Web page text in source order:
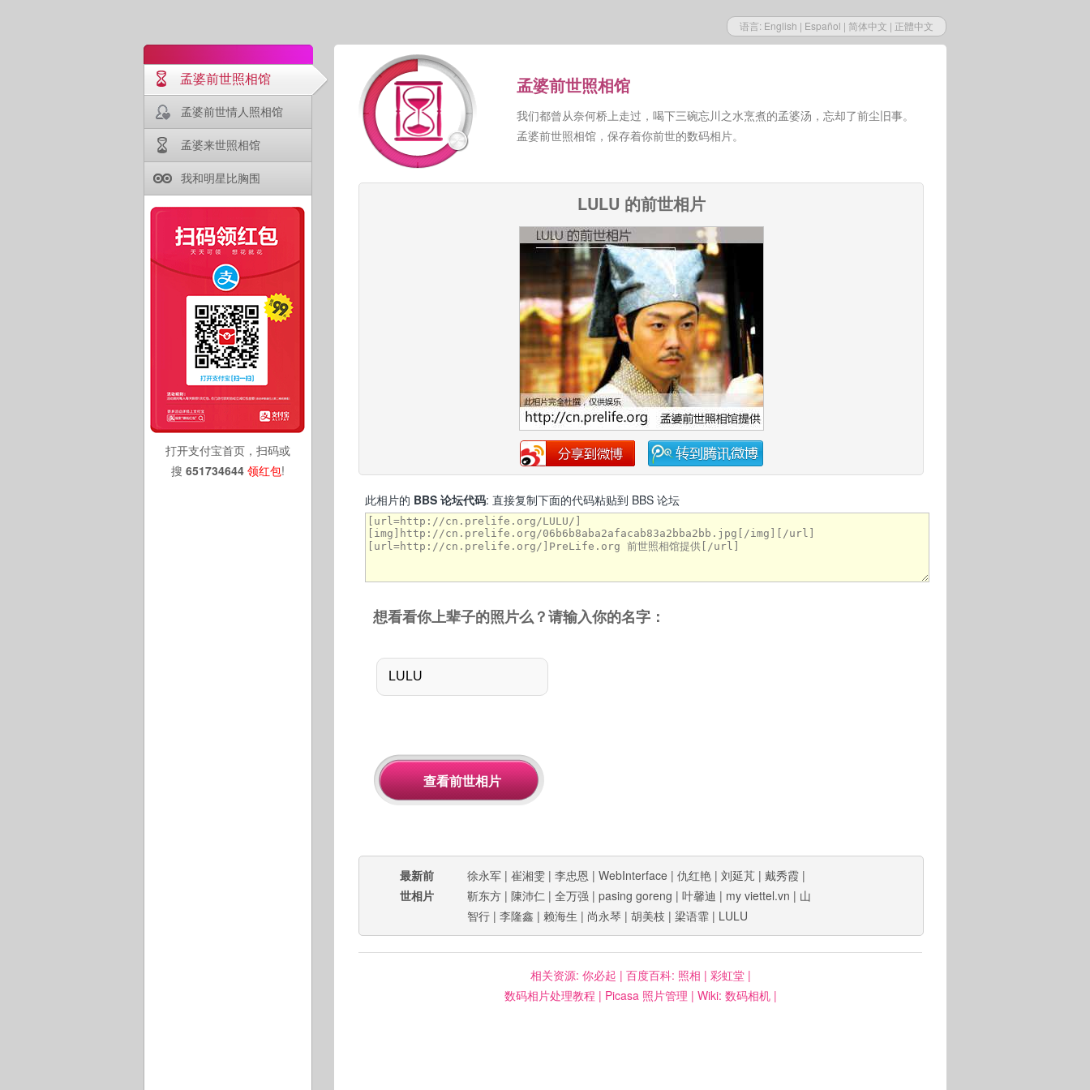
语言: English | Español | 简体中文 | 正體中文
孟婆前世照相馆
孟婆前世情人照相馆
孟婆来世照相馆
我和明星比胸围
打开支付宝首页，扫码或
搜 651734644 领红包!
孟婆前世照相馆
我们都曾从奈何桥上走过，喝下三碗忘川之水烹煮的孟婆汤，忘却了前尘旧事。
孟婆前世照相馆，保存着你前世的数码相片。
LULU 的前世相片
此相片的 BBS 论坛代码: 直接复制下面的代码粘贴到 BBS 论坛
想看看你上辈子的照片么？请输入你的名字：
最新前
世相片
徐永军 | 崔湘雯 | 李忠恩 | WebInterface | 仇红艳 | 刘延芃 | 戴秀霞 |
靳东方 | 陳沛仁 | 全万强 | pasing goreng | 叶馨迪 | my viettel.vn | 山
智行 | 李隆鑫 | 赖海生 | 尚永琴 | 胡美枝 | 梁语霏 | LULU
相关资源: 你必起 | 百度百科: 照相 | 彩虹堂|
数码相片处理教程 | Picasa 照片管理 | Wiki: 数码相机|